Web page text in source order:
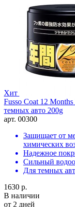
Хит
Fusso Coat 12
темных авто 200g
арт. 00300
Защищает от
химических
Надежное
Сильный
Для темных
1630 р.
В наличии
от 2 дней